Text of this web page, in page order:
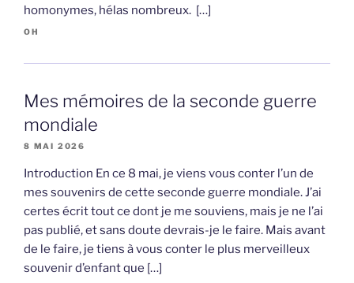
homonymes, hélas nombreux. […]
OH
Mes mémoires de la seconde guerre
mondiale
8 MAI 2026
Introduction En ce 8 mai, je viens vous conter l’un de
mes souvenirs de cette seconde guerre mondiale. J’ai
certes écrit tout ce dont je me souviens, mais je ne l’ai
pas publié, et sans doute devrais-je le faire. Mais avant
de le faire, je tiens à vous conter le plus merveilleux
souvenir d’enfant que […]